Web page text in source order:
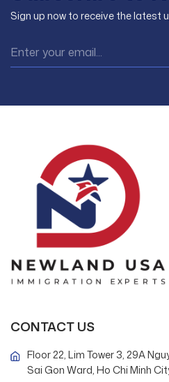
Sign up now to receive the latest
CONTACT US
Floor 22, Lim Tower 3, 29A
Sai Gon Ward, Ho Chi Minh